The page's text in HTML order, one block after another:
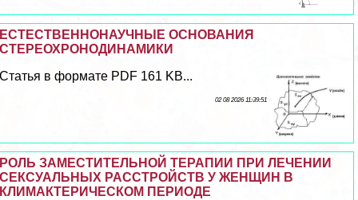
ЕСТЕСТВЕННОНАУЧНЫЕ ОСНОВАНИЯ
СТЕРЕОХРОНОДИНАМИКИ
Статья в формате PDF 161 KB...
02 08 2026 11:39:51
РОЛЬ ЗАМЕСТИТЕЛЬНОЙ ТЕРАПИИ ПРИ ЛЕЧЕНИИ
СЕКСУАЛЬНЫХ РАССТРОЙСТВ У ЖЕНЩИН В
КЛИМАКТЕРИЧЕСКОМ ПЕРИОДЕ